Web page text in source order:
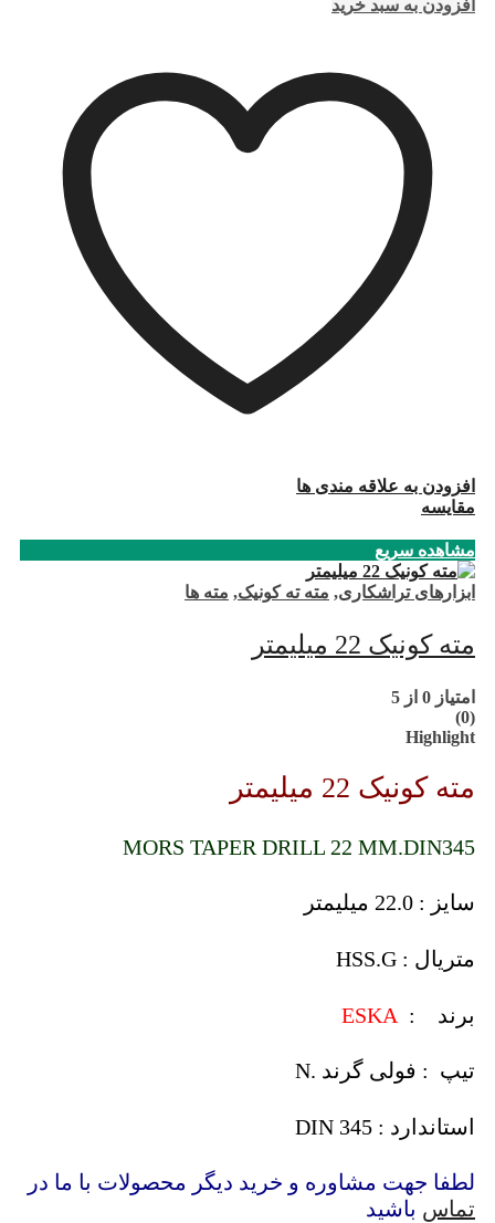
افزودن به سبد خرید
افزودن به علاقه مندی ها
مقایسه
مشاهده سریع
ابزارهای تراشکاری, مته ته کونیک, مته ها
مته کونیک 22 میلیمتر
امتیاز 0 از 5
(0)
Highlight
مته کونیک 22 میلیمتر
MORS TAPER DRILL 22 MM.DIN345
سایز : 22.0 میلیمتر
متریال : HSS.G
برند :
تیپ : فولی گرند .N
استاندارد : DIN 345
لطفا جهت مشاوره و خرید دیگر محصولات با ما در
تماس باشید